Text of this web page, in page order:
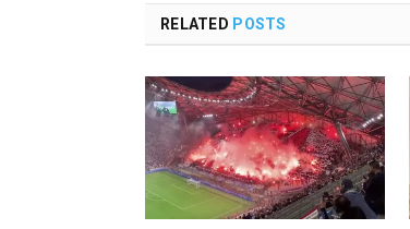
RELATED POSTS